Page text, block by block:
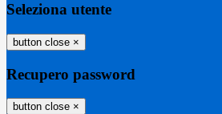
Seleziona utente
button close ×
Recupero password
button close ×